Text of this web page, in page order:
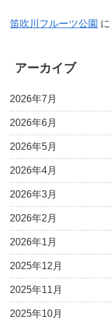
笛吹川フルーツ公園 に
アーカイブ
2026年7月
2026年6月
2026年5月
2026年4月
2026年3月
2026年2月
2026年1月
2025年12月
2025年11月
2025年10月